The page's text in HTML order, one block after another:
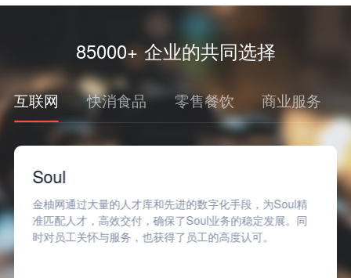
85000+ 企业的共同选择
互联网 快消食品 零售餐饮 商业服务
Soul
金柚网通过大量的人才库和先进的数字化手段，为Soul精
准匹配人才，高效交付，确保了Soul业务的稳定发展。同
时对员工关怀与服务，也获得了员工的高度认可。